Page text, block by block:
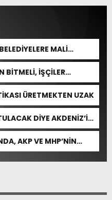
MALİ
BİTMELİ, İŞÇİLER
ÜRETMEKTEN UZAK
DİYE AKDENİZ’İ
AKP VE MHP’NİN